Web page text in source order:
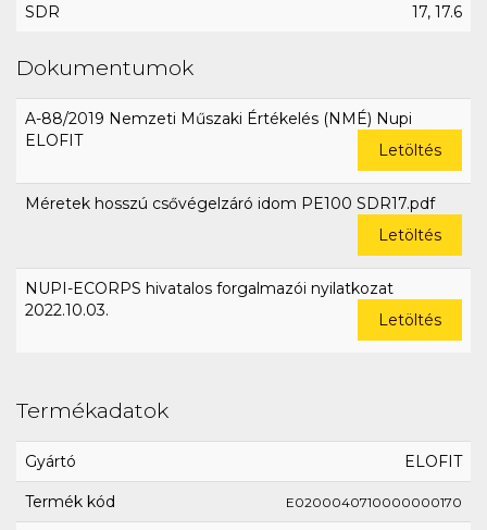
SDR 17, 17.6
Dokumentumok
A-88/2019 Nemzeti Műszaki Értékelés (NMÉ) Nupi
ELOFIT
Letöltés
Méretek hosszú csővégelzáró idom PE100 SDR17.pdf
Letöltés
NUPI-ECORPS hivatalos forgalmazói nyilatkozat
2022.10.03.
Letöltés
Termékadatok
Gyártó ELOFIT
Termék kód E0200040710000000170